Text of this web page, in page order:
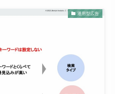
運用型広告